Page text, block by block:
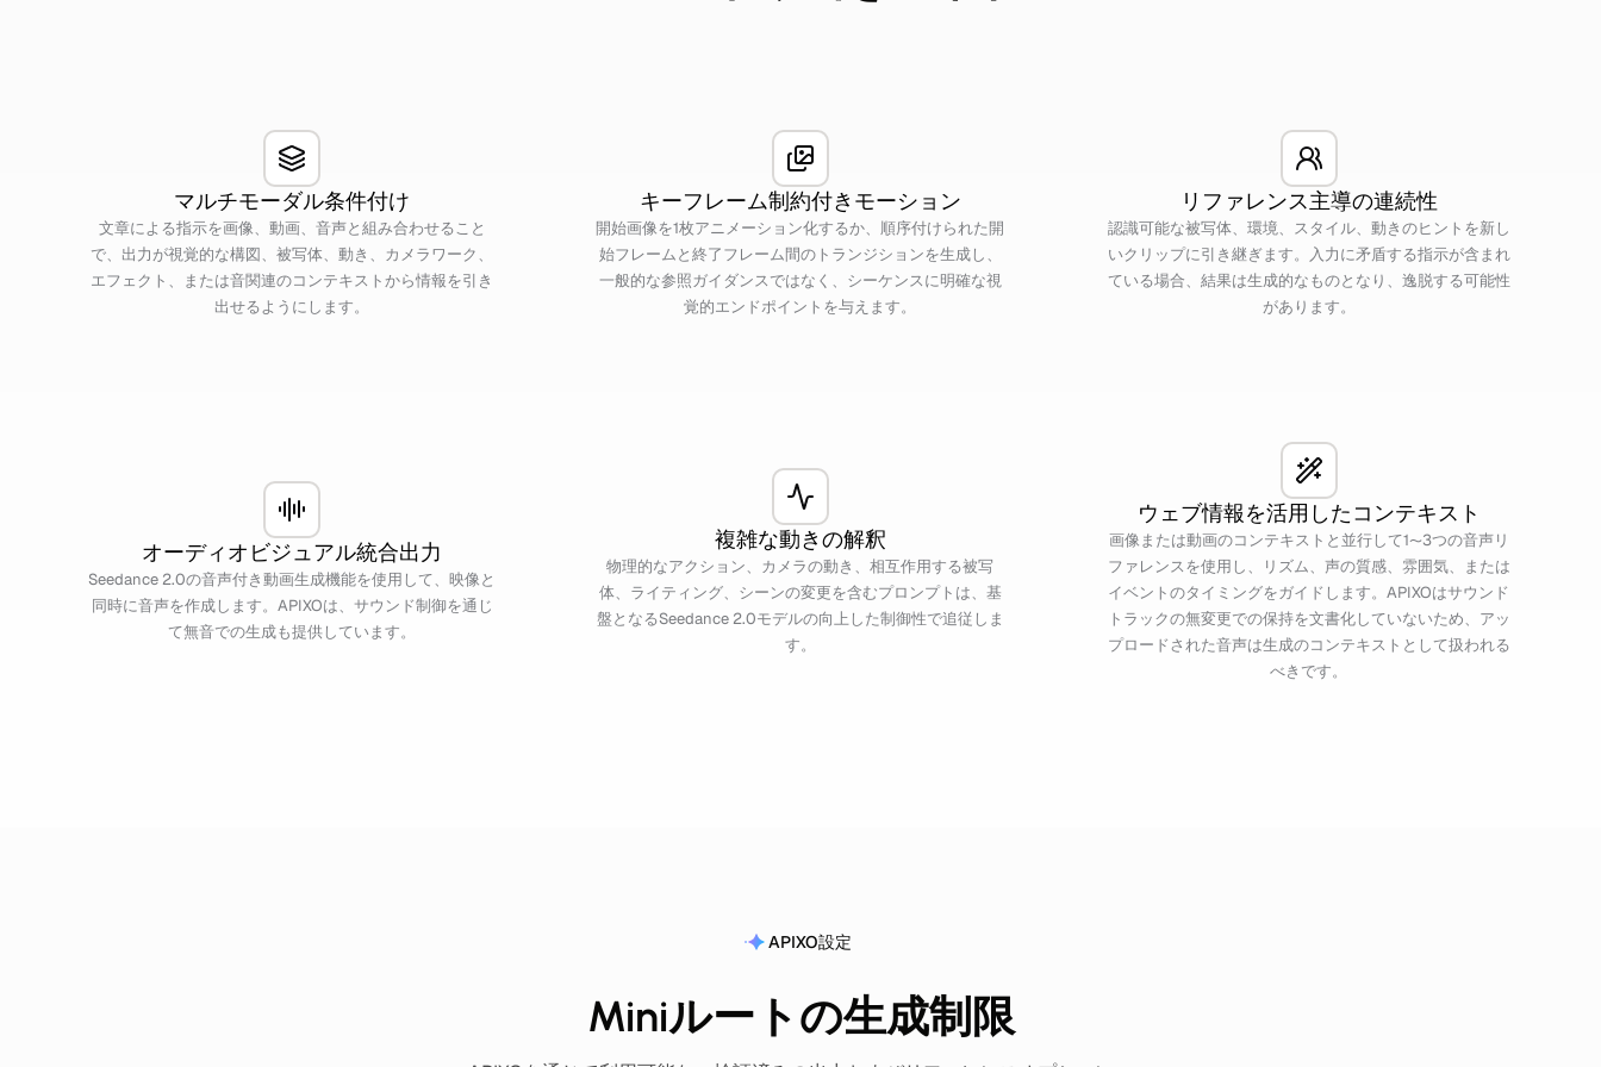
マルチモーダル条件付け
文章による指示を画像、動画、音声と組み合わせること
で、出力が視覚的な構図、被写体、動き、カメラワーク、
エフェクト、または音関連のコンテキストから情報を引き
出せるようにします。
キーフレーム制約付きモーション
開始画像を1枚アニメーション化するか、順序付けられた開
始フレームと終了フレーム間のトランジションを生成し、
一般的な参照ガイダンスではなく、シーケンスに明確な視
覚的エンドポイントを与えます。
リファレンス主導の連続性
認識可能な被写体、環境、スタイル、動きのヒントを新し
いクリップに引き継ぎます。入力に矛盾する指示が含まれ
ている場合、結果は生成的なものとなり、逸脱する可能性
があります。
オーディオビジュアル統合出力
Seedance 2.0の音声付き動画生成機能を使用して、映像と
同時に音声を作成します。APIXOは、サウンド制御を通じ
て無音での生成も提供しています。
複雑な動きの解釈
物理的なアクション、カメラの動き、相互作用する被写
体、ライティング、シーンの変更を含むプロンプトは、基
盤となるSeedance 2.0モデルの向上した制御性で追従しま
す。
ウェブ情報を活用したコンテキスト
画像または動画のコンテキストと並行して1〜3つの音声リ
ファレンスを使用し、リズム、声の質感、雰囲気、または
イベントのタイミングをガイドします。APIXOはサウンド
トラックの無変更での保持を文書化していないため、アッ
プロードされた音声は生成のコンテキストとして扱われる
べきです。
APIXO設定
Miniルートの生成制限